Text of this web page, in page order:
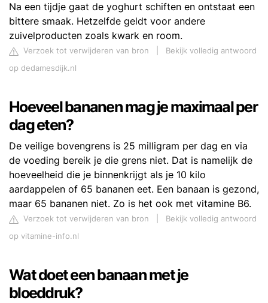
Na een tijdje gaat de yoghurt schiften en ontstaat een
bittere smaak. Hetzelfde geldt voor andere
zuivelproducten zoals kwark en room.
Verzoek tot verwijderen van bron
Bekijk volledig antwoord
op dedamesdijk.nl
Hoeveel bananen mag je maximaal per
dag eten?
De veilige bovengrens is 25 milligram per dag en via
de voeding bereik je die grens niet. Dat is namelijk de
hoeveelheid die je binnenkrijgt als je 10 kilo
aardappelen of 65 bananen eet. Een banaan is gezond,
maar 65 bananen niet. Zo is het ook met vitamine B6.
Verzoek tot verwijderen van bron
Bekijk volledig antwoord
op vitamine-info.nl
Wat doet een banaan met je
bloeddruk?